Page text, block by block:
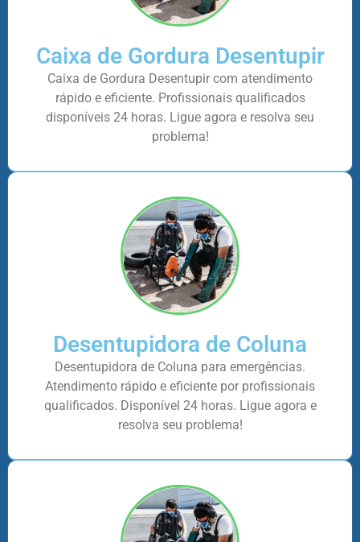
Caixa de Gordura Desentupir
Caixa de Gordura Desentupir com atendimento
rápido e eficiente. Profissionais qualificados
disponíveis 24 horas. Ligue agora e resolva seu
problema!
Desentupidora de Coluna
Desentupidora de Coluna para emergências.
Atendimento rápido e eficiente por profissionais
qualificados. Disponível 24 horas. Ligue agora e
resolva seu problema!